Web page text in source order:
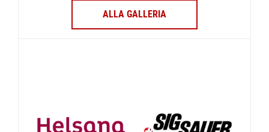
ALLA GALLERIA